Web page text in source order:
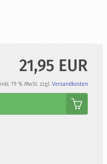
21,95 EUR
inkl. 19 % MwSt. zzgl. Versandkosten